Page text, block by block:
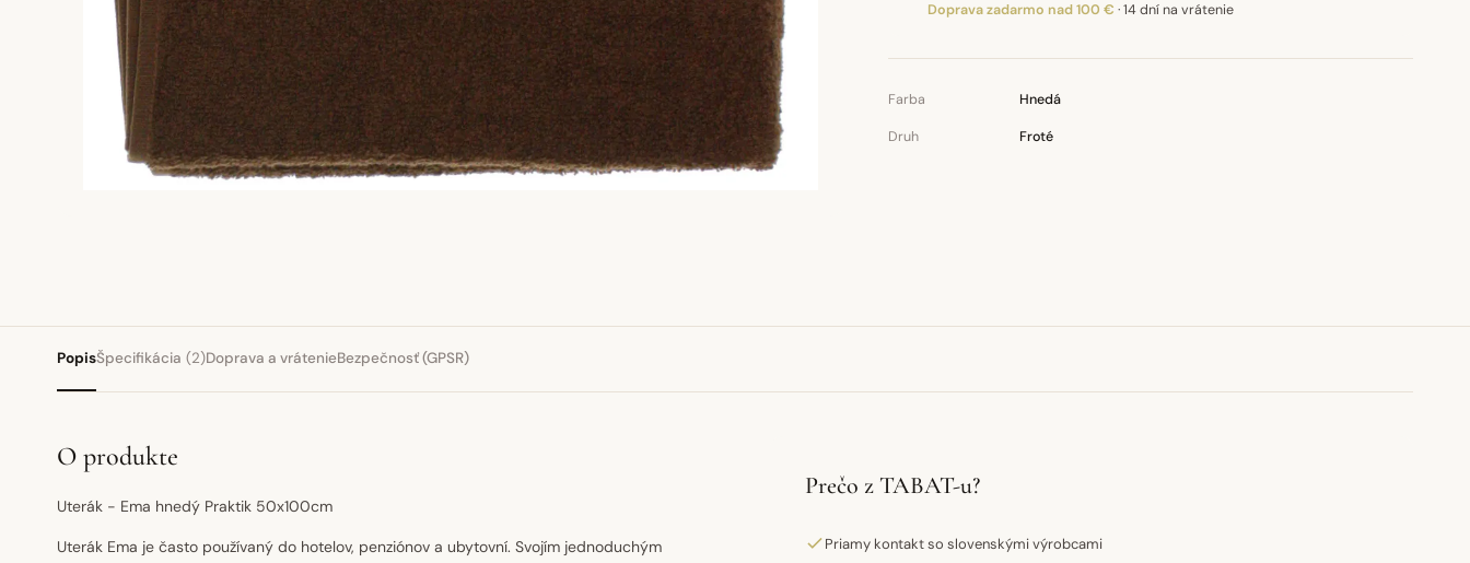
Doprava zadarmo nad 100 € ·14 dní na vrátenie
Farba Hnedá
Druh Froté
PopisŠpecifikácia (2)Doprava a vrátenieBezpečnosť (GPSR)
O produkte
Uterák - Ema hnedý Praktik 50x100cm
Uterák Ema je často používaný do hotelov, penziónov a ubytovní. Svojím jednoduchým
Prečo z TABAT-u?
Priamy kontakt so slovenskými výrobcami